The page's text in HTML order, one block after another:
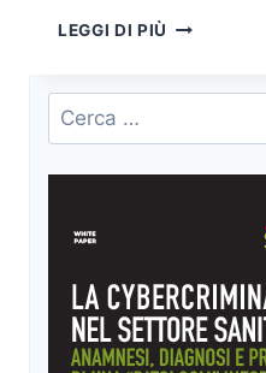
LEGGI DI PIÙ EMAIL
EMAIL
UN
PROBLEMA
Ricerca
per: